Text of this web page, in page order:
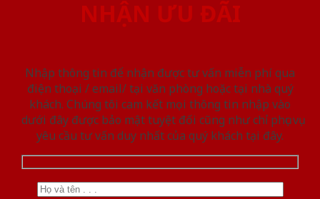
NHẬN ƯU ĐÃI
Nhập thông tin để nhận được tư vấn miễn phí qua
điện thoại / email/ tại văn phòng hoặc tại nhà quý
khách. Chúng tôi cam kết mọi thông tin nhập vào
dưới đây được bảo mật tuyệt đối cũng như chỉ phục vụ
yêu cầu tư vấn duy nhất của quý khách tại đây.